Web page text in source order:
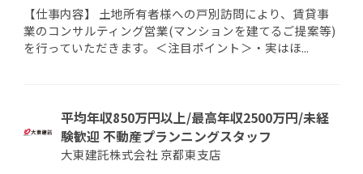
【仕事内容】 土地所有者様への戸別訪問により、賃貸事
業のコンサルティング営業(マンションを建てるご提案等)
を行っていただきます。＜注目ポイント＞・実はほ...
平均年収850万円以上/最高年収2500万円/未経
験歓迎 不動産プランニングスタッフ
大東建託株式会社 京都東支店